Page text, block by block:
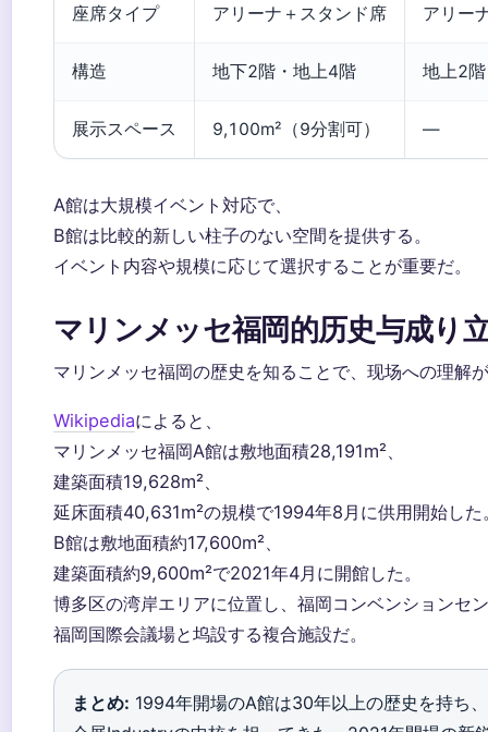
座席タイプ アリーナ＋スタンド席 アリー
構造 地下2階・地上4階 地上2階
展示スペース 9,100m²（9分割可） —
A館は大規模イベント対応で、
B館は比較的新しい柱子のない空間を提供する。
イベント内容や規模に応じて選択することが重要だ。
マリンメッセ福岡的历史与成り
マリンメッセ福岡の歴史を知ることで、现场への理解
Wikipediaによると、
マリンメッセ福岡A館は敷地面積28,191m²、
建築面積19,628m²、
延床面積40,631m²の規模で1994年8月に供用開始した
B館は敷地面積約17,600m²、
建築面積約9,600m²で2021年4月に開館した。
博多区の湾岸エリアに位置し、福岡コンベンションセ
福岡国際会議場と坞設する複合施設だ。
まとめ: 1994年開場のA館は30年以上の歴史を持ち